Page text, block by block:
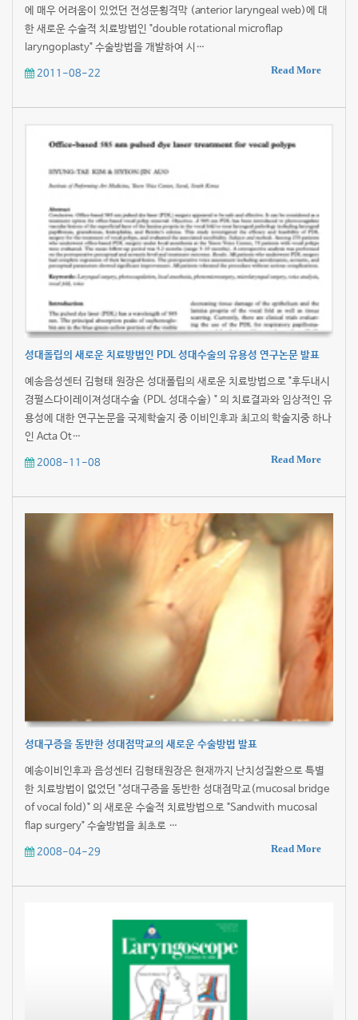
에 매우 어려움이 있었던 전성문횡격막 (anterior laryngeal web)에 대
한 새로운 수술적 치료방법인 "double rotational microflap
laryngoplasty" 수술방법을 개발하여 시…
2011-08-22 Read More
성대폴립의 새로운 치료방법인 PDL 성대수술의 유용성 연구논문 발표
예송음성센터 김형태 원장은 성대폴립의 새로운 치료방법으로 "후두내시
경펄스다이레이져성대수술 (PDL 성대수술) " 의 치료결과와 임상적인 유
용성에 대한 연구논문을 국제학술지 중 이비인후과 최고의 학술지중 하나
인 Acta Ot…
2008-11-08 Read More
성대구증을 동반한 성대점막교의 새로운 수술방법 발표
예송이비인후과 음성센터 김형태원장은 현재까지 난치성질환으로 특별
한 치료방법이 없었던 "성대구증을 동반한 성대점막교(mucosal bridge
of vocal fold)" 의 새로운 수술적 치료방법으로 "Sandwith mucosal
flap surgery" 수술방법을 최초로 …
2008-04-29 Read More